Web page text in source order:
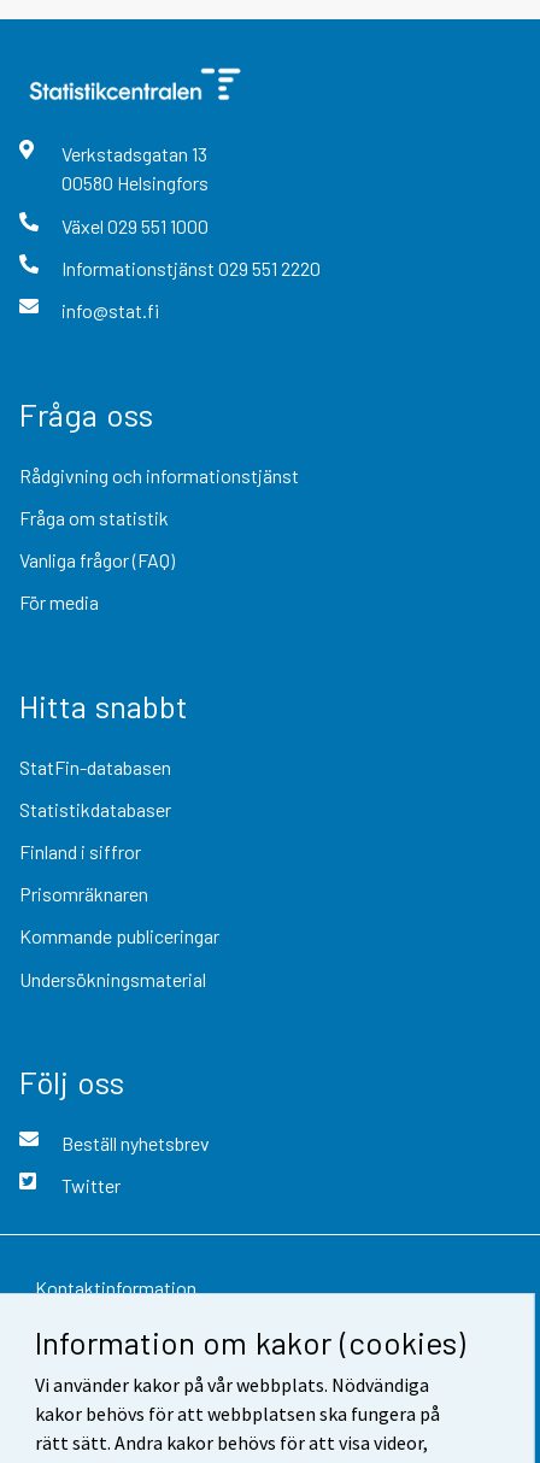
Information om kakor (cookies)
Vi använder kakor på vår webbplats. Nödvändiga
kakor behövs för att webbplatsen ska fungera på
rätt sätt. Andra kakor behövs för att visa videor,
Verkstadsgatan 13
00580 Helsingfors
Växel 029 551 1000
Informationstjänst 029 551 2220
info@stat.fi
Fråga oss
Rådgivning och informationstjänst
Fråga om statistik
Vanliga frågor (FAQ)
För media
Hitta snabbt
StatFin-databasen
Statistikdatabaser
Finland i siffror
Prisomräknaren
Kommande publiceringar
Undersökningsmaterial
Följ oss
Beställ nyhetsbrev
Twitter
Kontaktinformation
Respons
Användarvillkor
Dataskydd